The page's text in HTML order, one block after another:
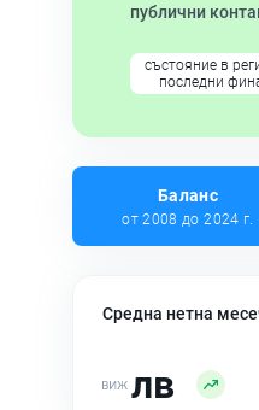
публични
състояние в
последни
Баланс
от 2008 до 2024 г.
Средна нетна
лв